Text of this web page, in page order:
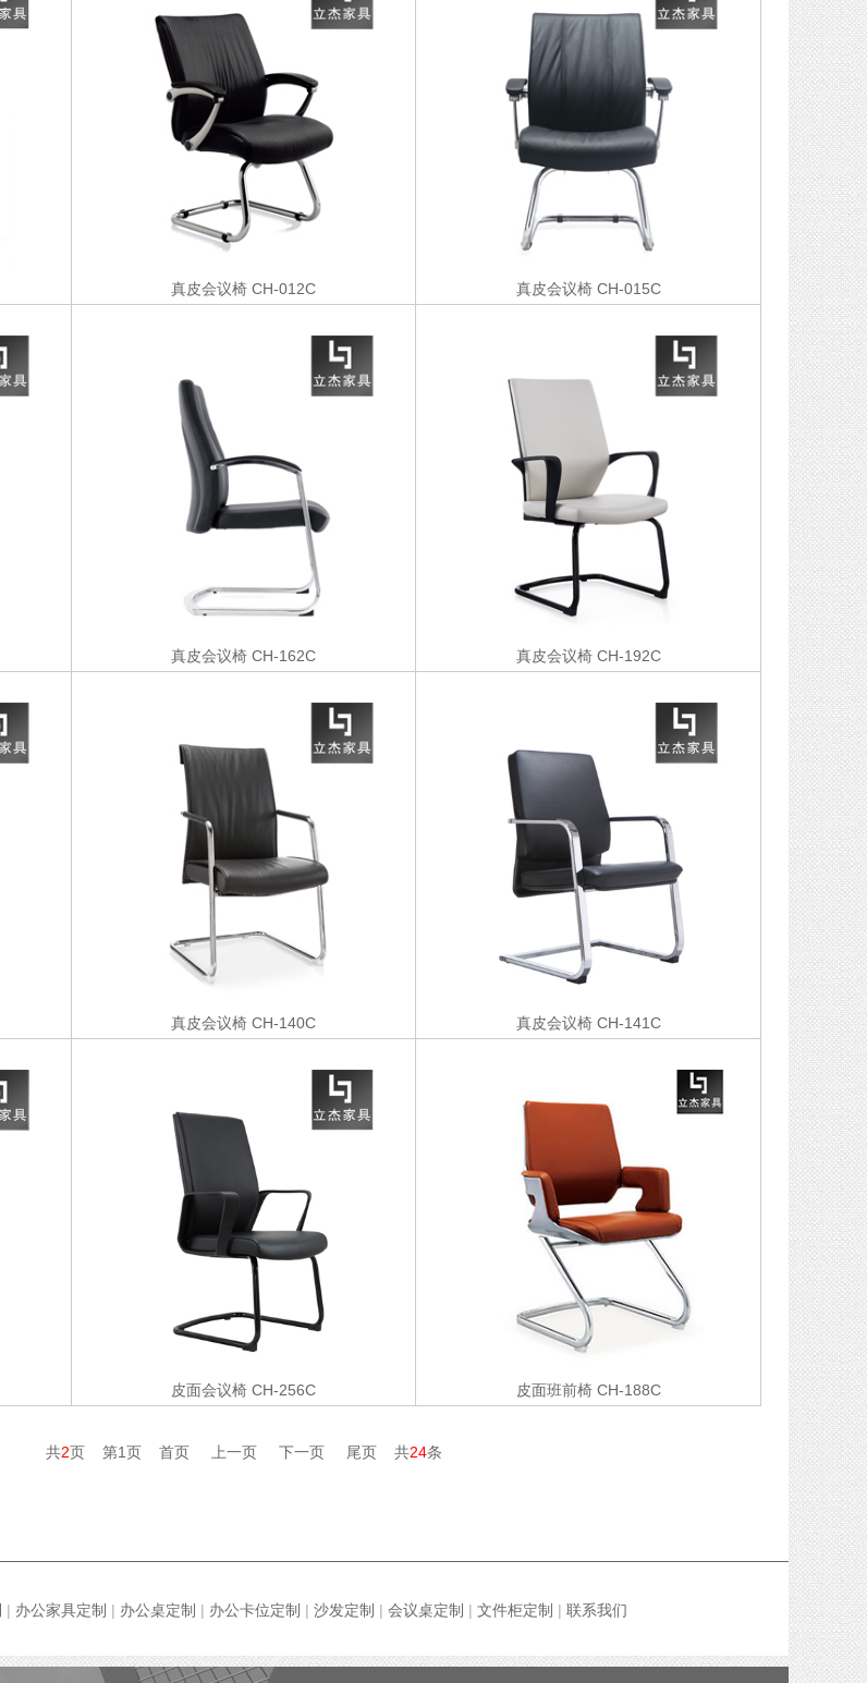
真皮会议椅 CH-012C 真皮会议椅CH-015C
真皮会议椅 CH-162C 真皮会议椅CH-192C
真皮会议椅 CH-140C 真皮会议椅CH-141C
皮面会议椅 CH-256C 皮面班前椅CH-188C
共2页 第1页 首页 上一页 下一页 尾页 共24条
| 办公家具定制 | 办公桌定制 | 办公卡位定制 | 沙发定制 | 会议桌定制 | 文件柜定制 | 联系我们